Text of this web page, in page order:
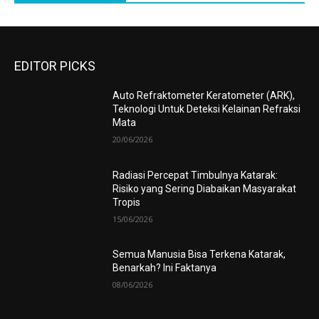
EDITOR PICKS
Auto Refraktometer Keratometer (ARK),
Teknologi Untuk Deteksi Kelainan Refraksi
Mata
20/06/2026
Radiasi Percepat Timbulnya Katarak:
Risiko yang Sering Diabaikan Masyarakat
Tropis
15/06/2026
Semua Manusia Bisa Terkena Katarak,
Benarkah? Ini Faktanya
08/06/2026